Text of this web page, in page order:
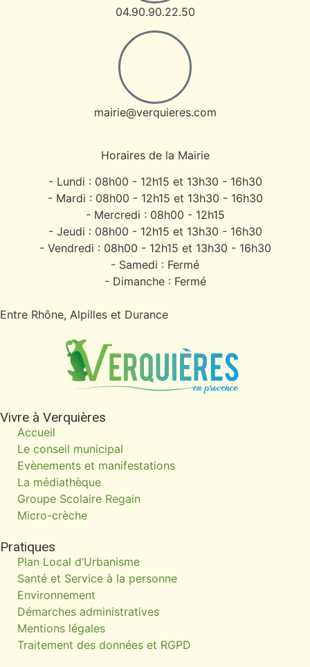
04.90.90.22.50
mairie@verquieres.com
Horaires de la Mairie
- Lundi : 08h00 - 12h15 et 13h30 - 16h30
- Mardi : 08h00 - 12h15 et 13h30 - 16h30
- Mercredi : 08h00 - 12h15
- Jeudi : 08h00 - 12h15 et 13h30 - 16h30
- Vendredi : 08h00 - 12h15 et 13h30 - 16h30
- Samedi : Fermé
- Dimanche : Fermé
Entre Rhône, Alpilles et Durance
Vivre à Verquières
Accueil
Le conseil municipal
Evènements et manifestations
La médiathèque
Groupe Scolaire Regain
Micro-crèche
Pratiques
Plan Local d’Urbanisme
Santé et Service à la personne
Environnement
Démarches administratives
Mentions légales
Traitement des données et RGPD